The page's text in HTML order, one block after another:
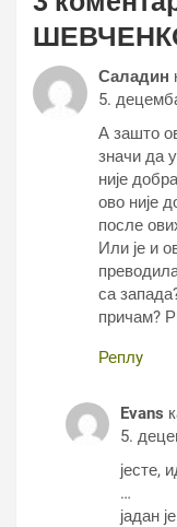
Саладин
5.
А зашто
значи да
није
ово није
после
Или је и
са
причам?
Реплy
Evans
5.
јесте,
…
јадан